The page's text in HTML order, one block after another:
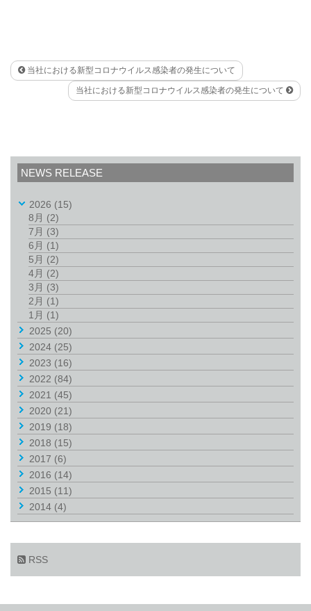
当社における新型コロナウイルス感染者の発生について
当社における新型コロナウイルス感染者の発生について
NEWS RELEASE
2026 (15)
8月 (2)
7月 (3)
6月 (1)
5月 (2)
4月 (2)
3月 (3)
2月 (1)
1月 (1)
2025 (20)
2024 (25)
2023 (16)
2022 (84)
2021 (45)
2020 (21)
2019 (18)
2018 (15)
2017 (6)
2016 (14)
2015 (11)
2014 (4)
RSS